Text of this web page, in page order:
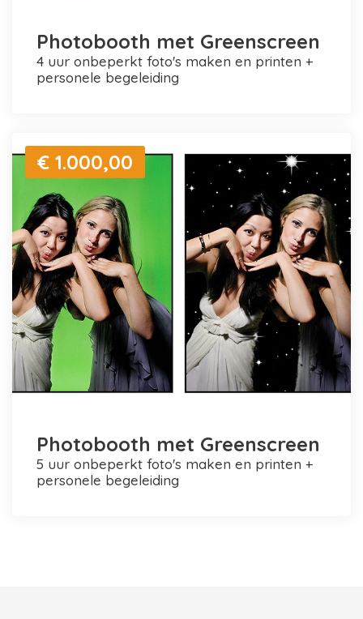
Photobooth met Greenscreen
4 uur onbeperkt foto's maken en printen +
personele begeleiding
€ 1.000,00
Photobooth met Greenscreen
5 uur onbeperkt foto's maken en printen +
personele begeleiding